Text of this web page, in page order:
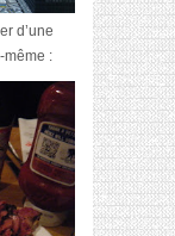
d’une
même :